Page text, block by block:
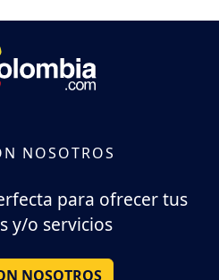
NOSOTROS
para ofrecer tus
y/o servicios
NOSOTROS